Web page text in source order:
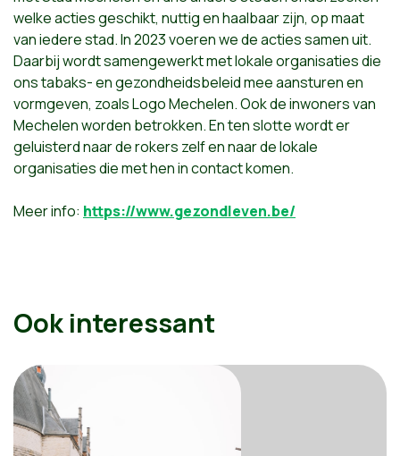
welke acties geschikt, nuttig en haalbaar zijn, op maat
van iedere stad. In 2023 voeren we de acties samen uit.
Daarbij wordt samengewerkt met lokale organisaties die
ons tabaks- en gezondheidsbeleid mee aansturen en
vormgeven, zoals Logo Mechelen. Ook de inwoners van
Mechelen worden betrokken. En ten slotte wordt er
geluisterd naar de rokers zelf en naar de lokale
organisaties die met hen in contact komen.
Meer info: https://www.gezondleven.be/
Ook interessant